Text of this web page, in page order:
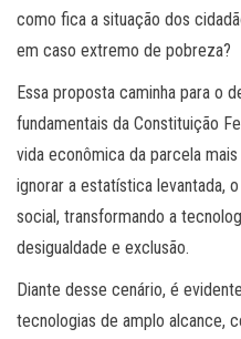
como fica a situação dos
em caso extremo de pobreza?
Essa proposta caminha para o
fundamentais da Constituição
vida econômica da parcela
ignorar a estatística levantada,
social, transformando a
desigualdade e exclusão.
Diante desse cenário, é
tecnologias de amplo alcance,